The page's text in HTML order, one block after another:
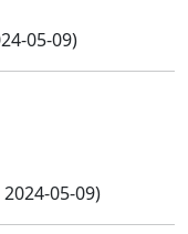
05-09)
05-09)